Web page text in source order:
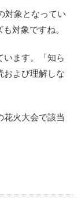
対象となってい
対象ですね。
います。「知ら
および理解しな
花火大会で該当